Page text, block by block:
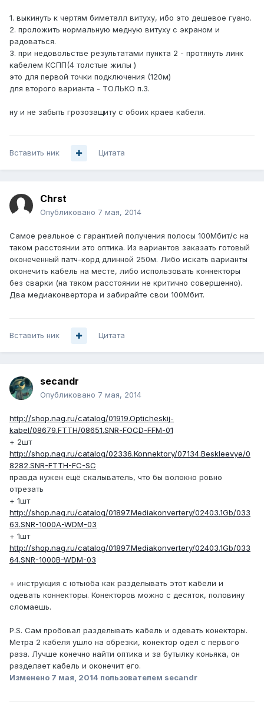
1. выкинуть к чертям биметалл витуху, ибо это дешевое гуано.
2. проложить нормальную медную витуху с экраном и
радоваться.
3. при недовольстве результатами пункта 2 - протянуть линк
кабелем КСПП(4 толстые жилы )
это для первой точки подключения (120м)
для второго варианта - ТОЛЬКО п.3.
ну и не забыть грозозащиту с обоих краев кабеля.
Вставить ник Цитата
Chrst
Опубликовано 7 мая, 2014
Самое реальное с гарантией получения полосы 100Мбит/с на
таком расстоянии это оптика. Из вариантов заказать готовый
оконеченный патч-корд длинной 250м. Либо искать варианты
оконечить кабель на месте, либо использовать коннекторы
без сварки (на таком расстоянии не критично совершенно).
Два медиаконвертора и забирайте свои 100Мбит.
Вставить ник Цитата
secandr
Опубликовано 7 мая, 2014
http://shop.nag.ru/catalog/01919.Opticheskij-
kabel/08679.FTTH/08651.SNR-FOCD-FFM-01
+ 2шт
http://shop.nag.ru/catalog/02336.Konnektory/07134.Beskleevye/0
8282.SNR-FTTH-FC-SC
правда нужен ещё скалыватель, что бы волокно ровно
отрезать
+ 1шт
http://shop.nag.ru/catalog/01897.Mediakonvertery/02403.1Gb/033
63.SNR-1000A-WDM-03
+ 1шт
http://shop.nag.ru/catalog/01897.Mediakonvertery/02403.1Gb/033
64.SNR-1000B-WDM-03
+ инструкция с ютьюба как разделывать этот кабели и
одевать коннекторы. Конекторов можно с десяток, половину
сломаешь.
P.S. Сам пробовал разделывать кабель и одевать конекторы.
Метра 2 кабеля ушло на обрезки, конектор одел с первого
раза. Лучше конечно найти оптика и за бутылку коньяка, он
разделает кабель и оконечит его.
Изменено 7 мая, 2014 пользователем secandr